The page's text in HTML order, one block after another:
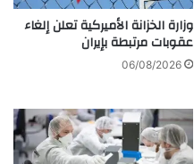
وزارة الخزانة الأميركية تعلن إلغاء
عقوبات مرتبطة بإيران
06/08/2026